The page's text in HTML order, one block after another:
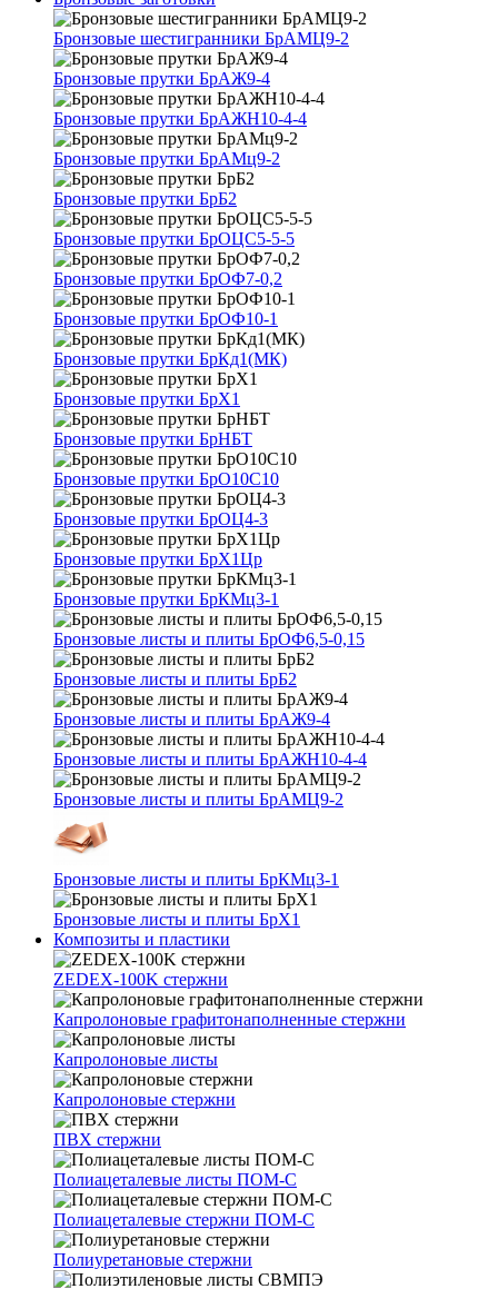
Бронзовые шестигранники БрАМЦ9-2
Бронзовые прутки БрАЖ9-4
Бронзовые прутки БрАЖН10-4-4
Бронзовые прутки БрАМц9-2
Бронзовые прутки БрБ2
Бронзовые прутки БрОЦС5-5-5
Бронзовые прутки БрОФ7-0,2
Бронзовые прутки БрОФ10-1
Бронзовые прутки БрКд1(МК)
Бронзовые прутки БрХ1
Бронзовые прутки БрНБТ
Бронзовые прутки БрО10С10
Бронзовые прутки БрОЦ4-3
Бронзовые прутки БрХ1Цр
Бронзовые прутки БрКМц3-1
Бронзовые листы и плиты БрОФ6,5-0,15
Бронзовые листы и плиты БрБ2
Бронзовые листы и плиты БрАЖ9-4
Бронзовые листы и плиты БрАЖН10-4-4
Бронзовые листы и плиты БрАМЦ9-2
Бронзовые листы и плиты БрКМц3-1
Бронзовые листы и плиты БрХ1
Композиты и пластики
ZEDEX-100K стержни
Капролоновые графитонаполненные стержни
Капролоновые листы
Капролоновые стержни
ПВХ стержни
Полиацеталевые листы ПОМ-С
Полиацеталевые стержни ПОМ-С
Полиуретановые стержни